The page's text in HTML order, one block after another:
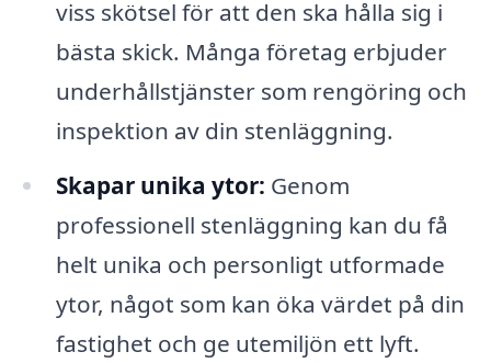
viss skötsel för att den ska hålla sig i
bästa skick. Många företag erbjuder
underhållstjänster som rengöring och
inspektion av din stenläggning.
Skapar unika ytor: Genom
professionell stenläggning kan du få
helt unika och personligt utformade
ytor, något som kan öka värdet på din
fastighet och ge utemiljön ett lyft.